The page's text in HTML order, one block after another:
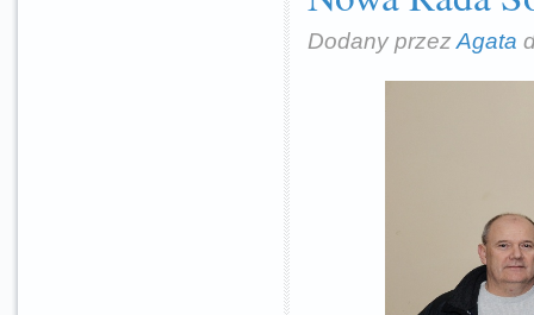
Dodany przez Agata